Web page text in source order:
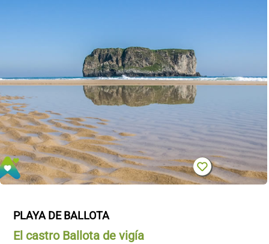
PLAYA DE BALLOTA
El castro Ballota de vigía